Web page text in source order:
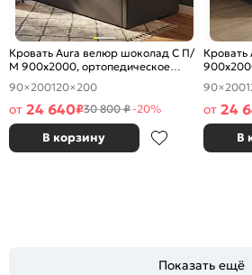
Кровать Aura велюр шоколад С П/
М 900x2000, ортопедическое
основание, изголовье мягкое
90×200120×200
от 24 640₽30 800 ₽-20%
В корзину
90×200
от 24
В
Показать ещё